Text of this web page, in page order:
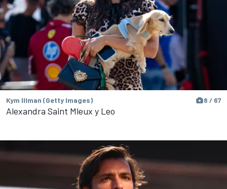
Kym Illman (Getty Images) 8 / 67
Alexandra Saint Mleux y Leo